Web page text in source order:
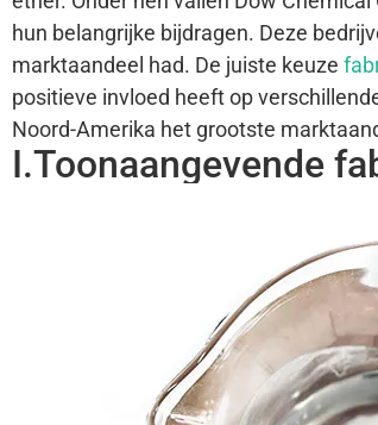
hun belangrijke bijdragen. Deze
marktaandeel had. De juiste keuze
positieve invloed heeft op
Noord-Amerika het grootste
I.Toonaangevende